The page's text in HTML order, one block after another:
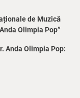
de Muzică
Olimpia Pop”
Anda Olimpia Pop: